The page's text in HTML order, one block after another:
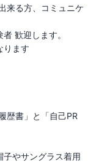
来る方、コミュニケ
歓迎します。
ります
歴書」と「自己PR
やサングラス着用